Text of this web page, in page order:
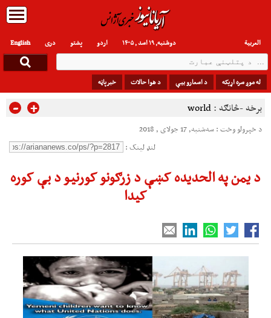
English دری پشتو العربیة اردو دوشنبه, ۱۹ اسد , ۱۴۰۵
له موږ سره اړیکه د اسعارو بیې د هوا حالات خبرپاڼه
برخه -څانګه : world
- +
د خپرولو وخت : سه‌شنبه, 17 جولای , 2018
لنډ لینک :
د یمن په الحدیده کښې د زرګونو کورنیو د بې کوره
کیدا